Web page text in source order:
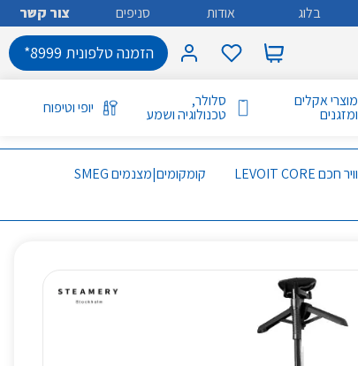
בלוג אודות סניפים צור קשר
הזמנה טלפונית 8999*
מוצרי אקלים
ומזגנים
סלולר,
טכנולוגיה ושמע יופי וטיפוח
מטהר אוויר חכם LEVOIT CORE
קומקומים|מצנמים SMEG